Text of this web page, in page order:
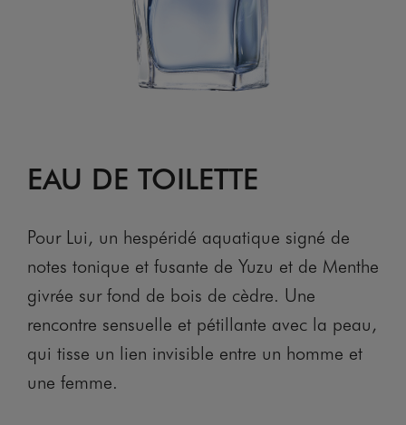
EAU DE TOILETTE
Pour Lui, un hespéridé aquatique signé de
notes tonique et fusante de Yuzu et de Menthe
givrée sur fond de bois de cèdre. Une
rencontre sensuelle et pétillante avec la peau,
qui tisse un lien invisible entre un homme et
une femme.